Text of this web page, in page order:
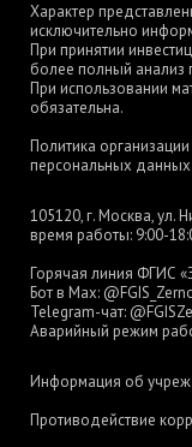
Характер
исключительно
При принятии
более полный анализ
При использовании
обязательна.
Политика
персональных данных
105120, г. Москва, ул.
время работы: 9:00-
Горячая линия ФГИС
Бот в Max:
Telegram-чат:
Аварийный режим
Информация об
Противодействие